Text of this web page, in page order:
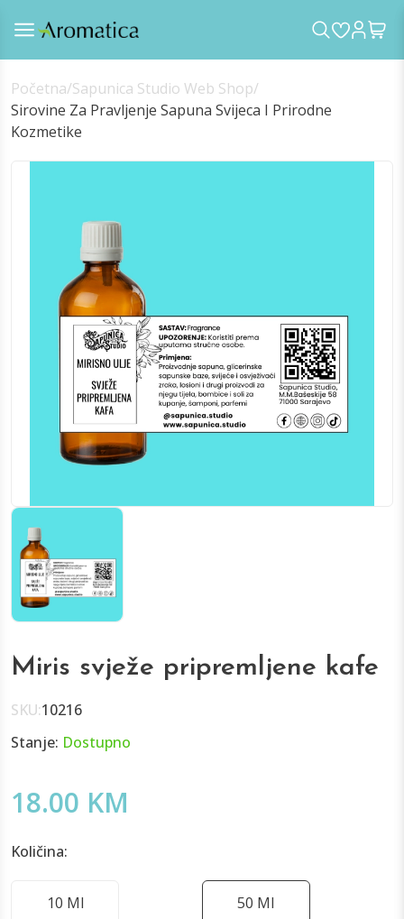
Početna/Sapunica Studio Web Shop/
Sirovine Za Pravljenje Sapuna Svijeca I Prirodne
Kozmetike
Miris svježe pripremljene kafe
SKU:10216
Stanje: Dostupno
18.00 KM
Količina:
10 Ml 50 Ml